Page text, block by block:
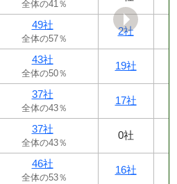
全体の41％
49社
全体の57％
2社
43社
全体の50％
19社
37社
全体の43％
17社
37社
全体の43％
0社
46社
全体の53％
16社